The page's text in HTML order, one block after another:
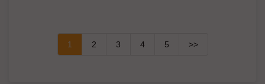
1 2 3 4 5 >>